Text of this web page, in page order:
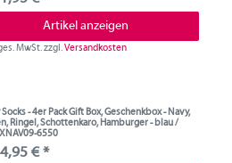
Artikel anzeigen
MwSt.zzgl.Versandkosten
- 4er Pack Gift Box, Geschenkbox - Navy,
Ringel, Schottenkaro, Hamburger - blau /
6550
€ *